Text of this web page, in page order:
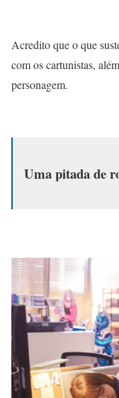
Acredito que o que
com os cartunistas,
personagem.
Uma pitada de